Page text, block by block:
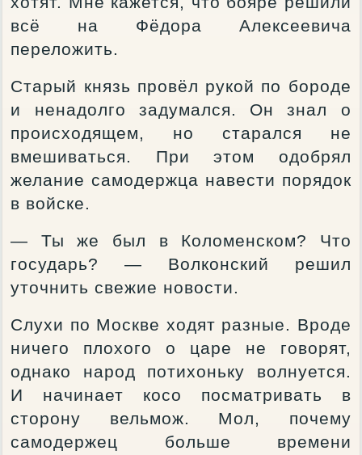
всё на Фёдора Алексеевича
переложить.
Старый князь провёл рукой по бороде
и ненадолго задумался. Он знал о
происходящем, но старался не
вмешиваться. При этом одобрял
желание самодержца навести порядок
в войске.
— Ты же был в Коломенском? Что
государь? — Волконский решил
уточнить свежие новости.
Слухи по Москве ходят разные. Вроде
ничего плохого о царе не говорят,
однако народ потихоньку волнуется.
И начинает косо посматривать в
сторону вельмож. Мол, почему
самодержец больше времени